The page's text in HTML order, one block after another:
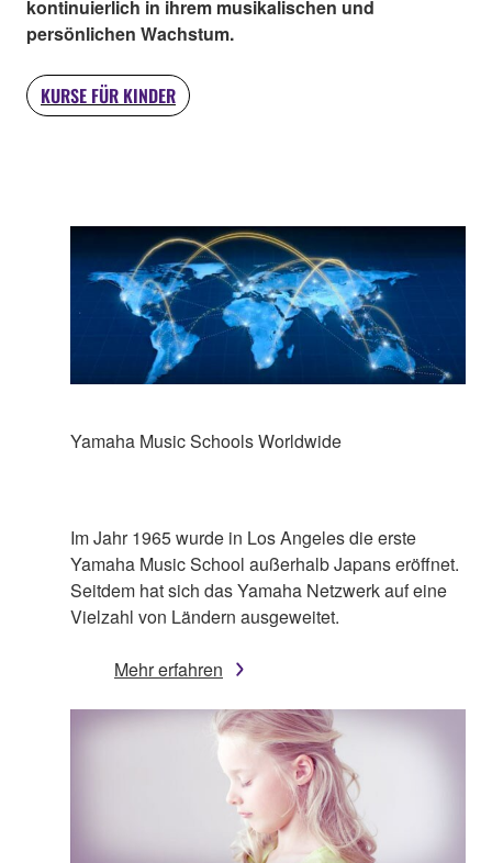
kontinuierlich in ihrem musikalischen und
persönlichen Wachstum.
KURSE FÜR KINDER
Yamaha Music Schools Worldwide
Im Jahr 1965 wurde in Los Angeles die erste
Yamaha Music School außerhalb Japans eröffnet.
Seitdem hat sich das Yamaha Netzwerk auf eine
Vielzahl von Ländern ausgeweitet.
Mehr erfahren